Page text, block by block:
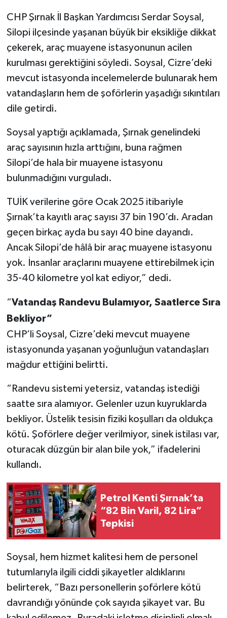
CHP Şırnak İl Başkan Yardımcısı Serdar Soysal,
Silopi ilçesinde yaşanan büyük bir eksikliğe dikkat
çekerek, araç muayene istasyonunun acilen
kurulması gerektiğini söyledi. Soysal, Cizre’deki
mevcut istasyonda incelemelerde bulunarak hem
vatandaşların hem de şoförlerin yaşadığı sıkıntıları
dile getirdi.
Soysal yaptığı açıklamada, Şırnak genelindeki
araç sayısının hızla arttığını, buna rağmen
Silopi’de hala bir muayene istasyonu
bulunmadığını vurguladı.
TUİK verilerine göre Ocak 2025 itibariyle
Şırnak’ta kayıtlı araç sayısı 37 bin 190’dı. Aradan
geçen birkaç ayda bu sayı 40 bine dayandı.
Ancak Silopi’de hâlâ bir araç muayene istasyonu
yok. İnsanlar araçlarını muayene ettirebilmek için
35-40 kilometre yol kat ediyor,” dedi.
“Vatandaş Randevu Bulamıyor, Saatlerce Sıra
Bekliyor”
CHP’li Soysal, Cizre’deki mevcut muayene
istasyonunda yaşanan yoğunluğun vatandaşları
mağdur ettiğini belirtti.
“Randevu sistemi yetersiz, vatandaş istediği
saatte sıra alamıyor. Gelenler uzun kuyruklarda
bekliyor. Üstelik tesisin fiziki koşulları da oldukça
kötü. Şoförlere değer verilmiyor, sinek istilası var,
oturacak düzgün bir alan bile yok,” ifadelerini
kullandı.
Petrol Kenti Şırnak’ta
“82 Bin Varil, 82 Lira”
Tepkisi
Soysal, hem hizmet kalitesi hem de personel
tutumlarıyla ilgili ciddi şikayetler aldıklarını
belirterek, “Bazı personellerin şoförlere kötü
davrandığı yönünde çok sayıda şikayet var. Bu